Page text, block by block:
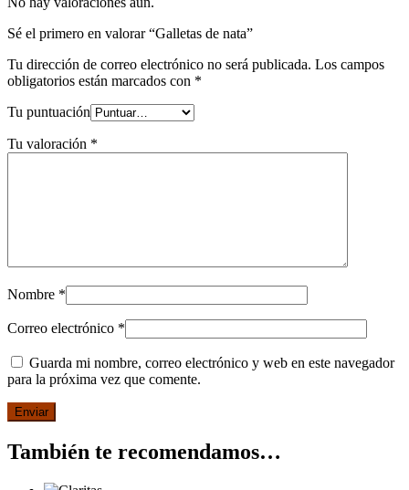
Sé el primero en valorar “Galletas de nata”
Tu dirección de correo electrónico no será publicada. Los campos
obligatorios están marcados con *
Tu puntuación
Tu valoración *
Nombre *
Correo electrónico *
Guarda mi nombre, correo electrónico y web en este navegador
para la próxima vez que comente.
También te recomendamos…